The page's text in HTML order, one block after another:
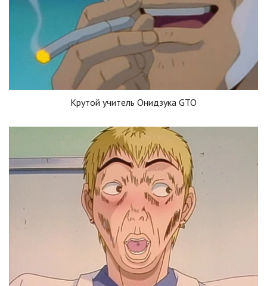
Крутой учитель Онидзука GTO